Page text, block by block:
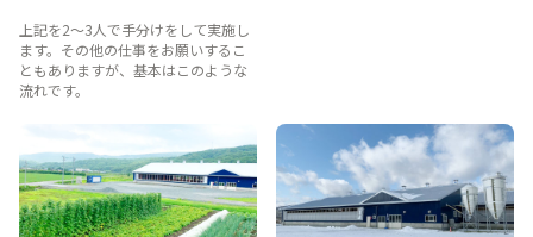
上記を2～3人で手分けをして実施し
ます。その他の仕事をお願いするこ
ともありますが、基本はこのような
流れです。